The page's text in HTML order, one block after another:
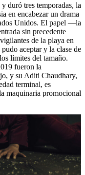
duró tres temporadas, la
en encabezar un drama
Unidos. El papel —la
sin precedente
de la playa en
aceptar y la clase de
límites del tamaño.
fueron la
y su Aditi Chaudhary,
terminal, es
maquinaria promocional